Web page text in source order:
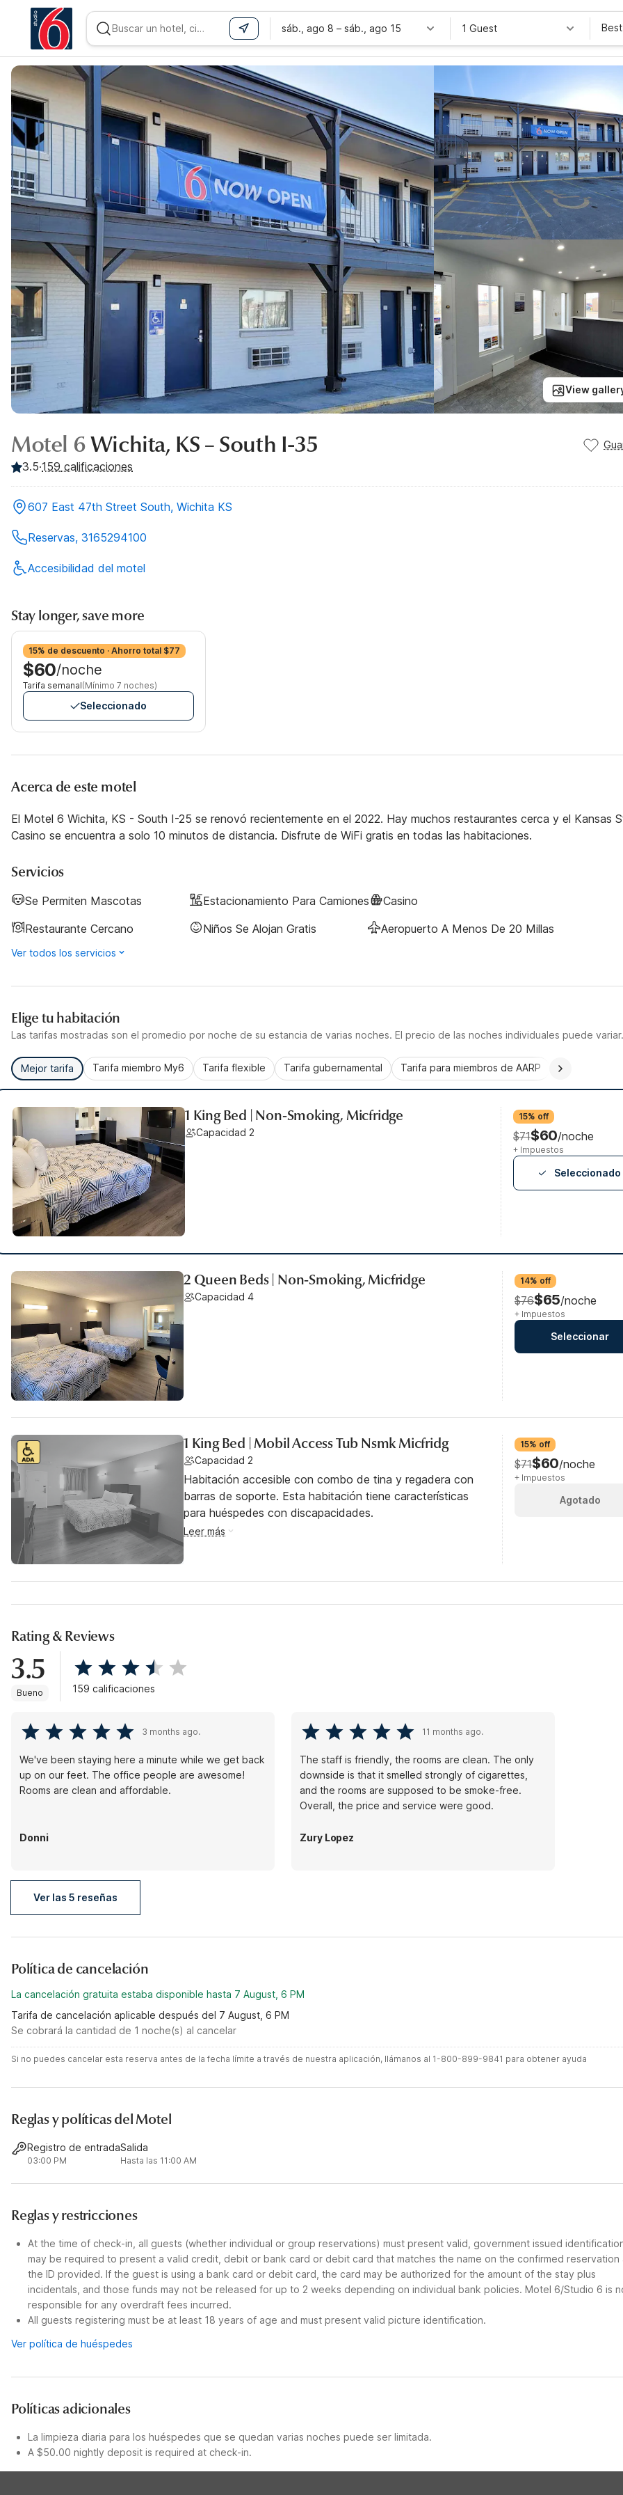
WIZARD MEMBER
sáb., ago 8 – sáb., ago 15 1 Guest
View
Motel 6Wichita, KS – South I-35
3.5·159 calificaciones
607 East 47th Street South, Wichita KS
Reservas, 3165294100
Accesibilidad del motel
Stay longer, save more
15% de descuento · Ahorro total $77
$60/noche
Tarifa semanal(Mínimo 7 noches)
Seleccionado
Acerca de este motel
El Motel 6 Wichita, KS - South I-25 se renovó recientemente en el 2022. Hay muchos restaurantes cerca y el Kansas
Casino se encuentra a solo 10 minutos de distancia. Disfrute de WiFi gratis en todas las habitaciones.
Servicios
Se Permiten Mascotas Estacionamiento Para Camiones
Casino
Restaurante Cercano
Niños Se Alojan Gratis Aeropuerto A Menos De 20 Millas
Ver todos los servicios
Elige tu habitación
Las tarifas mostradas son el promedio por noche de su estancia de varias noches. El precio de las noches individuales puede variar.
Mejor tarifa Tarifa miembro My6 Tarifa flexible Tarifa gubernamental Tarifa para miembros de AARP
1 King Bed | Non-Smoking, Micfridge
Capacidad 2
15% off
$71$60/noche
+ Impuestos
Seleccionado
2 Queen Beds | Non-Smoking, Micfridge
Capacidad 4
14% off
$76$65/noche
+ Impuestos
Seleccionar
1 King Bed | Mobil Access Tub Nsmk Micfridg
Capacidad 2
Habitación accesible con combo de tina y regadera con
barras de soporte. Esta habitación tiene características
para huéspedes con discapacidades.
Leer más
15% off
$71$60/noche
+ Impuestos
Agotado
Rating & Reviews
3.5
Bueno 159 calificaciones
3 months ago.
We've been staying here a minute while we get back
up on our feet. The office people are awesome!
Rooms are clean and affordable.
Donni
11 months ago.
The staff is friendly, the rooms are clean. The only
downside is that it smelled strongly of cigarettes,
and the rooms are supposed to be smoke-free.
Overall, the price and service were good.
Zury Lopez
Ver las 5 reseñas
Política de cancelación
La cancelación gratuita estaba disponible hasta 7 August, 6 PM
Tarifa de cancelación aplicable después del 7 August, 6 PM
Se cobrará la cantidad de 1 noche(s) al cancelar
Si no puedes cancelar esta reserva antes de la fecha límite a través de nuestra aplicación, llámanos al 1-800-899-9841 para obtener ayuda
Reglas y políticas del Motel
Registro de entrada
03:00 PM
Salida
Hasta las 11:00 AM
Reglas y restricciones
At the time of check-in, all guests (whether individual or group reservations) must present valid, government issued
may be required to present a valid credit, debit or bank card or debit card that matches the name on the confirmed reservation
the ID provided. If the guest is using a bank card or debit card, the card may be authorized for the amount of the stay plus
incidentals, and those funds may not be released for up to 2 weeks depending on individual bank policies. Motel 6/Studio 6 is
responsible for any overdraft fees incurred.
All guests registering must be at least 18 years of age and must present valid picture identification.
Ver política de huéspedes
Políticas adicionales
La limpieza diaria para los huéspedes que se quedan varias noches puede ser limitada.
A $50.00 nightly deposit is required at check-in.